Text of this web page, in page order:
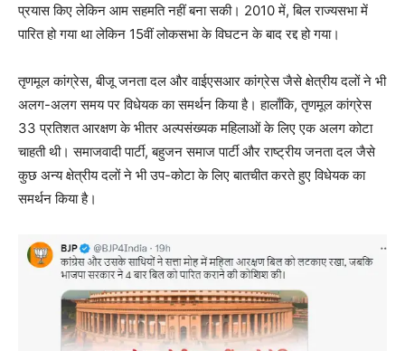
प्रयास किए लेकिन आम सहमति नहीं बना सकी। 2010 में, बिल राज्यसभा में
पारित हो गया था लेकिन 15वीं लोकसभा के विघटन के बाद रद्द हो गया।
तृणमूल कांग्रेस, बीजू जनता दल और वाईएसआर कांग्रेस जैसे क्षेत्रीय दलों ने भी
अलग-अलग समय पर विधेयक का समर्थन किया है। हालाँकि, तृणमूल कांग्रेस
33 प्रतिशत आरक्षण के भीतर अल्पसंख्यक महिलाओं के लिए एक अलग कोटा
चाहती थी। समाजवादी पार्टी, बहुजन समाज पार्टी और राष्ट्रीय जनता दल जैसे
कुछ अन्य क्षेत्रीय दलों ने भी उप-कोटा के लिए बातचीत करते हुए विधेयक का
समर्थन किया है।